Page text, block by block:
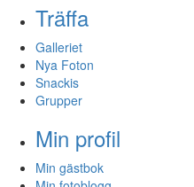
Träffa
Galleriet
Nya Foton
Snackis
Grupper
Min profil
Min gästbok